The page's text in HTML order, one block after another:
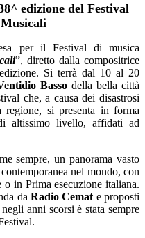
edizione del Festival
per il Festival di musica
”, diretto dalla compositrice
Si terrà dal 10 al 20
Bassodella bella città
che, a causa dei disastrosi
si presenta in forma
altissimo livello, affidati ad
sempre, un panorama vasto
nel mondo, con
o in Prima esecuzione italiana.
da Radio Cemat e proposti
anni scorsi è stata sempre